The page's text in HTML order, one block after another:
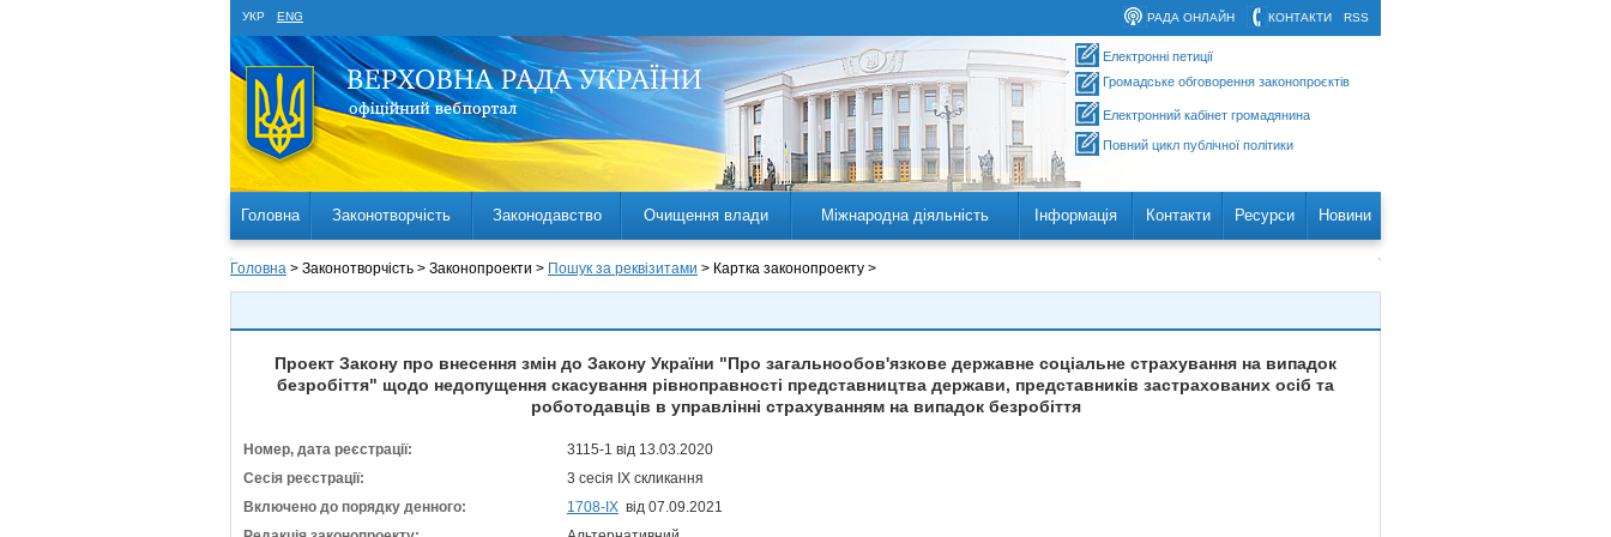
УКР ENG RSS
КОНТАКТИ
РАДА ОНЛАЙН
Електронні петиції
Громадське обговорення законопроєктів
Електронний кабінет громадянина
Повний цикл публічної політики
Головна Законотворчість Законодавство Очищення влади Міжнародна діяльність Інформація Контакти Ресурси Новини
Головна > Законотворчість > Законопроекти > Пошук за реквізитами > Картка законопроекту >
Проект Закону про внесення змін до Закону України "Про загальнообов'язкове державне соціальне страхування на випадок
безробіття" щодо недопущення скасування рівноправності представництва держави, представників застрахованих осіб та
роботодавців в управлінні страхуванням на випадок безробіття
Номер, дата реєстрації:
3115-1 від 13.03.2020
Сесія реєстрації:
3 сесія IX скликання
Включено до порядку денного:
1708-ІХ від 07.09.2021